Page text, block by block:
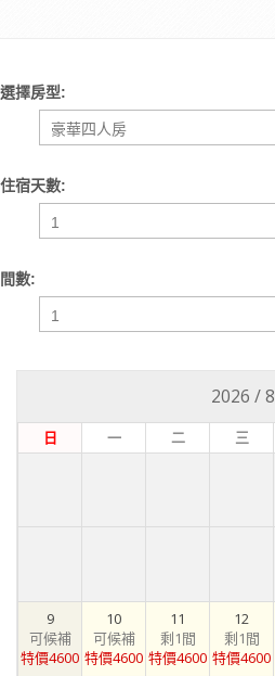
選擇房型:
住宿天數:
間數:
2026 /8
日 一 二 三
9
可候補
特價4600
10
可候補
特價4600
11
剩1間
特價4600
12
剩1間
特價4600